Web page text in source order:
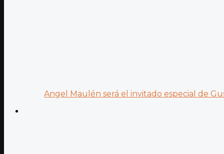
Angel Maulén será el invitado especial de